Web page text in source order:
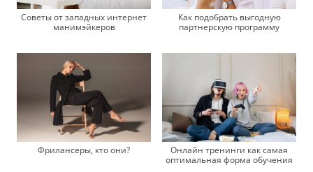
Советы от западных интернет
манимэйкеров
Как подобрать выгодную
партнерскую программу
Фрилансеры, кто они?
Онлайн тренинги как самая
оптимальная форма обучения